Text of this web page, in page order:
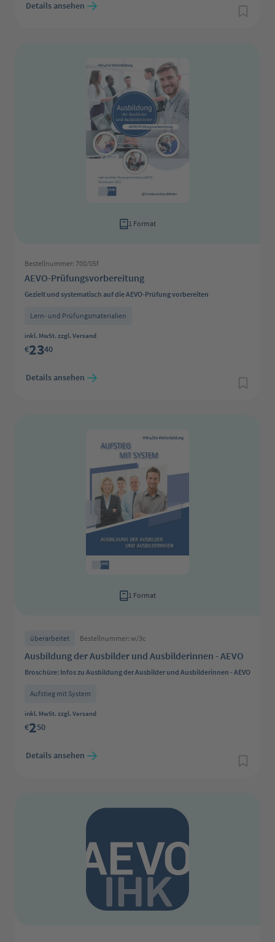
Details ansehen
1 Format
Bestellnummer: 700/05f
AEVO-Prüfungsvorbereitung
Gezielt und systematisch auf die AEVO-Prüfung vorbereiten
Lern- und Prüfungsmaterialien
Regulärer Preis:
inkl. MwSt. zzgl. Versand
€2340
Details ansehen
1 Format
überarbeitet Bestellnummer: w/3c
Ausbildung der Ausbilder und Ausbilderinnen - AEVO
Broschüre: Infos zu Ausbildung der Ausbilder und Ausbilderinnen - AEVO
Aufstieg mit System
Regulärer Preis:
inkl. MwSt. zzgl. Versand
€250
Details ansehen